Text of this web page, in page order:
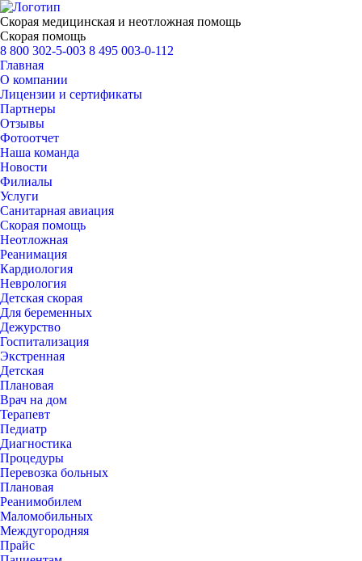
Скорая медицинская и неотложная помощь
Скорая помощь
8 800 302-5-003 8 495 003-0-112
Главная
О компании
Лицензии и сертификаты
Партнеры
Отзывы
Фотоотчет
Наша команда
Новости
Филиалы
Услуги
Санитарная авиация
Скорая помощь
Неотложная
Реанимация
Кардиология
Неврология
Детская скорая
Для беременных
Дежурство
Госпитализация
Экстренная
Детская
Плановая
Врач на дом
Терапевт
Педиатр
Диагностика
Процедуры
Перевозка больных
Плановая
Реанимобилем
Маломобильных
Междугородняя
Прайс